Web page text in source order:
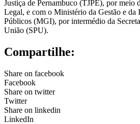
Justiça de Pernambuco (TJPE), por meio
Legal, e com o Ministério da Gestão e da
Públicos (MGI), por intermédio da
União (SPU).
Compartilhe:
Share on facebook
Facebook
Share on twitter
Twitter
Share on linkedin
LinkedIn